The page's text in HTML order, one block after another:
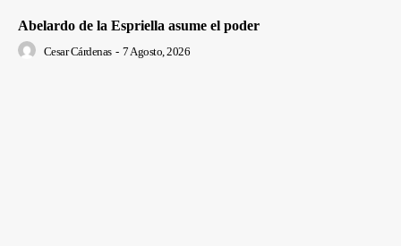
Abelardo de la Espriella asume el poder
Cesar Cárdenas - 7 Agosto, 2026